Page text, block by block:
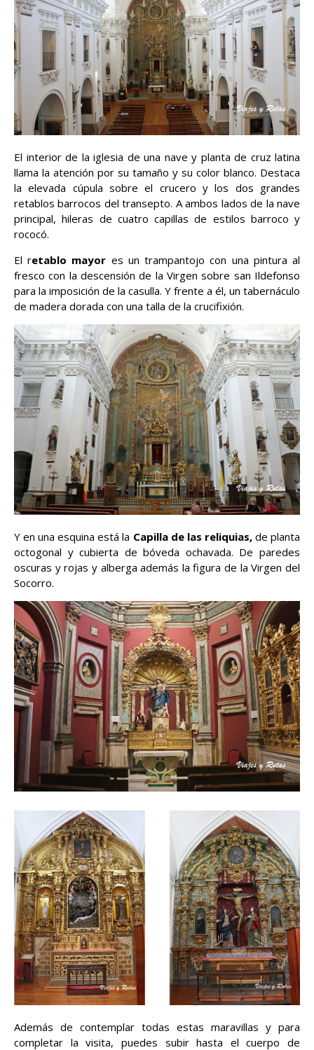
El interior de la iglesia de una nave y planta de cruz latina
llama la atención por su tamaño y su color blanco. Destaca
la elevada cúpula sobre el crucero y los dos grandes
retablos barrocos del transepto. A ambos lados de la nave
principal, hileras de cuatro capillas de estilos barroco y
rococó.
El retablo mayor es un trampantojo con una pintura al
fresco con la descensión de la Virgen sobre san Ildefonso
para la imposición de la casulla. Y frente a él, un tabernáculo
de madera dorada con una talla de la crucifixión.
Y en una esquina está la Capilla de las reliquias,de planta
octogonal y cubierta de bóveda ochavada. De paredes
oscuras y rojas y alberga además la figura de la Virgen del
Socorro.
Además de contemplar todas estas maravillas y para
completar la visita, puedes subir hasta el cuerpo de